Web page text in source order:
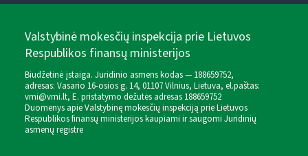
Valstybinė mokesčių inspekcija prie Lietuvos
Respublikos finansų ministerijos
Biudžetinė įstaiga. Juridinio asmens kodas — 188659752,
adresas: Vasario 16-osios g. 14, 01107 Vilnius, Lietuva, el.paštas:
vmi@vmi.lt, E. pristatymo dėžutės adresas 188659752
Duomenys apie Valstybinę mokesčių inspekciją prie Lietuvos
Respublikos finansų ministerijos kaupiami ir saugomi Juridinių
asmenų registre